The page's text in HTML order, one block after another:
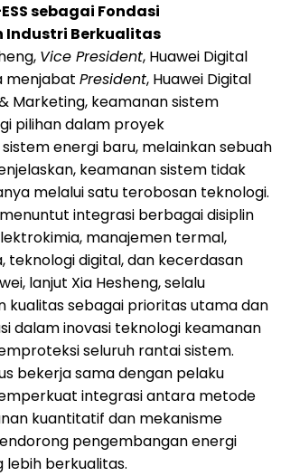
sebagai Fondasi
Industri Berkualitas
Vice President, Huawei Digital
menjabat President, Huawei Digital
Marketing, keamanan sistem
pilihan dalam proyek
energi baru, melainkan sebuah
keamanan sistem tidak
melalui satu terobosan teknologi.
integrasi berbagai disiplin
manajemen termal,
teknologi digital, dan kecerdasan
lanjut Xia Hesheng, selalu
kualitas sebagai prioritas utama dan
dalam inovasi teknologi keamanan
seluruh rantai sistem.
bekerja sama dengan pelaku
integrasi antara metode
kuantitatif dan mekanisme
pengembangan energi
berkualitas.